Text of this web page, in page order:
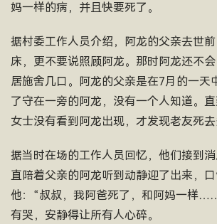
妈一样的病，并且快要死了。
据村委工作人员介绍，阿龙的父亲去世
床，更不要说照顾阿龙。那时阿龙还不
居施舍几口。阿龙的父亲是在7月的一天
了守在一旁的阿龙，没有一个人知道。
女士没有看到阿龙出现，才发现老友死去
据当时在场的工作人员回忆，他们接到
直陪着父亲的阿龙听到动静迎了出来，
他：“叔叔，我阿爸死了，和阿妈一样
有哭，安静得让所有人心碎。